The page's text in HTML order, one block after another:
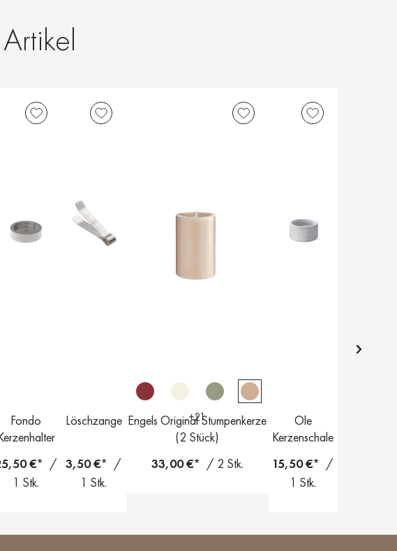
Fondo
€* /
1 Stk.
Löschzange
3,50 €* /
1 Stk.
+21
Engels Original Stumpenkerze
(2 Stück)
33,00 €* / 2 Stk.
Ole
Kerzenschale
15,50 €* /
1 Stk.